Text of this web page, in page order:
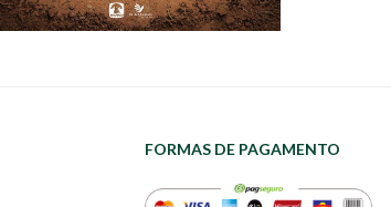
FORMAS DE PAGAMENTO